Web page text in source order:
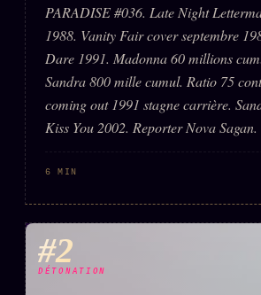
PARADISE #036. Late Night
1988. Vanity Fair cover septembre
Dare 1991. Madonna 60 millions
Sandra 800 mille cumul. Ratio 75
coming out 1991 stagne carrière.
Kiss You 2002. Reporter Nova Sagan.
6 MIN
#2
DÉTONATION